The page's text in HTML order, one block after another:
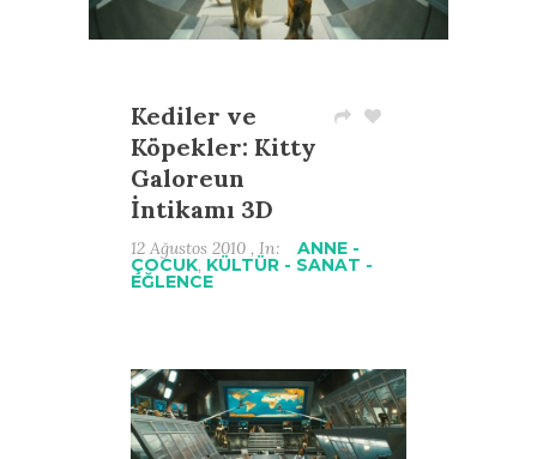
Kediler ve
Köpekler: Kitty
Galoreun
İntikamı 3D
12 Ağustos 2010 , In: ANNE -
ÇOCUK, KÜLTÜR - SANAT -
EĞLENCE